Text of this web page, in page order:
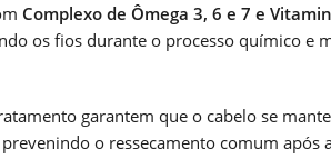
Complexo de Ômega 3, 6 e 7 e
os fios durante o processo químico e
garantem que o cabelo se
prevenindo o ressecamento comum após